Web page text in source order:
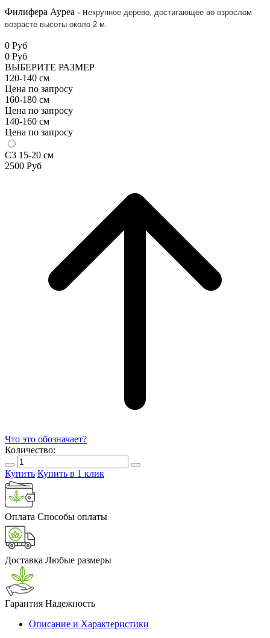
Филифера Ауреа - некрупное дерево, достигающее во взрослом
возрасте высоты около 2 м.
0 Руб
0 Руб
ВЫБЕРИТЕ РАЗМЕР
120-140 см
Цена по запросу
160-180 см
Цена по запросу
140-160 см
Цена по запросу
С3 15-20 см
2500 Руб
Что это обозначает?
Количество:
Купить Купить в 1 клик
Оплата Способы оплаты
Доставка Любые размеры
Гарантия Надежность
Описание и Характеристики